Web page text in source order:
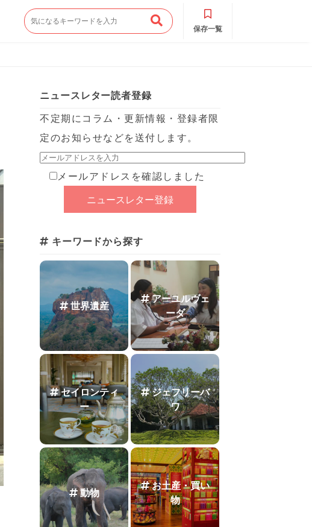
保存一覧
ニュースレター読者登録
不定期にコラム・更新情報・登録者限
定のお知らせなどを送付します。
メールアドレスを確認しました
キーワードから探す
世界遺産
アーユルヴェ
ーダ
セイロンティ
ー
ジェフリーバ
ワ
動物
お土産・買い
物